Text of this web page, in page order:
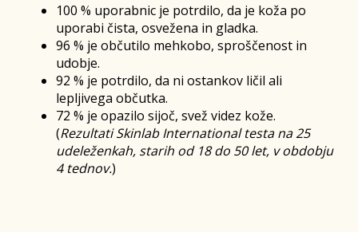
100 % uporabnic je potrdilo, da je koža po
uporabi čista, osvežena in gladka.
96 % je občutilo mehkobo, sproščenost in
udobje.
92 % je potrdilo, da ni ostankov ličil ali
lepljivega občutka.
72 % je opazilo sijoč, svež videz kože.
(Rezultati Skinlab International testa na 25
udeleženkah, starih od 18 do 50 let, v obdobju
4 tednov.)